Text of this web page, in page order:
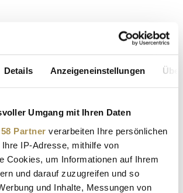
Details Anzeigeneinstellungen
Umgang mit Ihren Daten
Partner verarbeiten Ihre persönlichen
IP-Adresse, mithilfe von
Cookies, um Informationen auf Ihrem
und darauf zuzugreifen und so
und Inhalte, Messungen von